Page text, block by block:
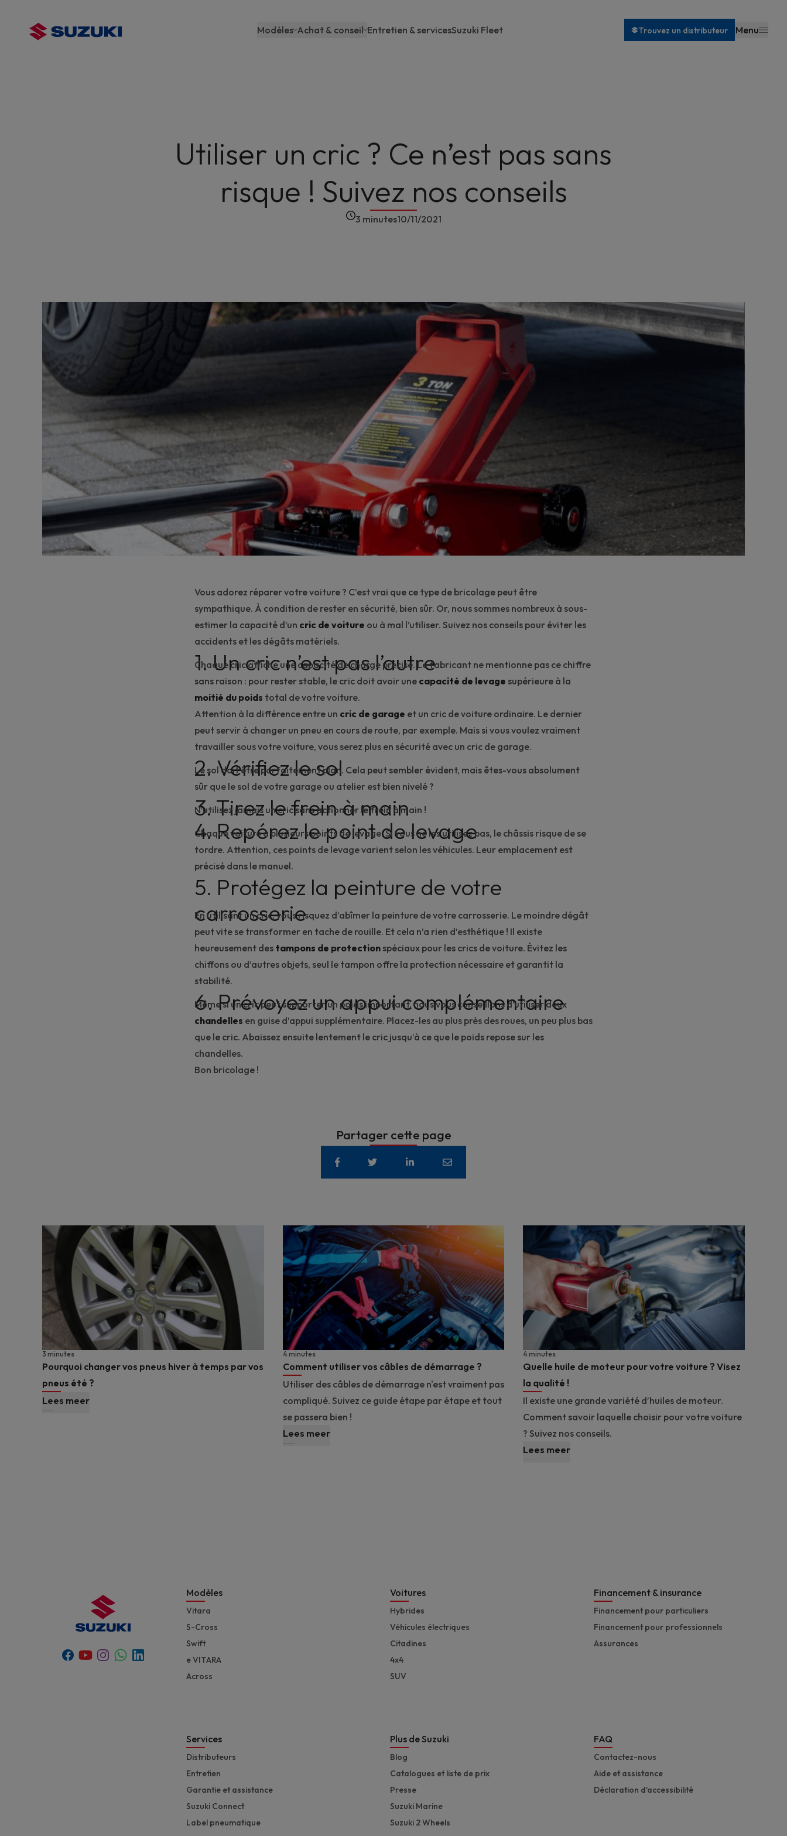
principal
Main
Modèles Achat & conseil Entretien & servicesSuzuki Fleet Trouvez un distributeur Menu
Utiliser un cric ? Ce n’est pas sans
risque ! Suivez nos conseils
3 minutes10/11/2021
Vous adorez réparer votre voiture ? C’est vrai que ce type de bricolage peut être
sympathique. À condition de rester en sécurité, bien sûr. Or, nous sommes nombreux à sous-
estimer la capacité d’un cric de voiture ou à mal l’utiliser. Suivez nos conseils pour éviter les
accidents et les dégâts matériels.
1. Un cric n’est pas l’autre
Chaque cric affiche une capacité de charge précise. Le fabricant ne mentionne pas ce chiffre
sans raison : pour rester stable, le cric doit avoir une capacité de levage supérieure à la
moitié du poids total de votre voiture.
Attention à la différence entre un cric de garage et un cric de voiture ordinaire. Le dernier
peut servir à changer un pneu en cours de route, par exemple. Mais si vous voulez vraiment
travailler sous votre voiture, vous serez plus en sécurité avec un cric de garage.
2. Vérifiez le sol
Le sol doit être parfaitement plan. Cela peut sembler évident, mais êtes-vous absolument
sûr que le sol de votre garage ou atelier est bien nivelé ?
3. Tirez le frein à main
N’utilisez jamais un cric sans actionner lefrein à main !
4. Repérez le point de levage
Chaque voiture a plusieurs points de levage. Si vous ne les utilisez pas, le châssis risque de se
tordre. Attention, ces points de levage varient selon les véhicules. Leur emplacement est
précisé dans le manuel.
5. Protégez la peinture de votre
carrosserie
En utilisant un cric, vous risquez d’abîmer la peinture de votre carrosserie. Le moindre dégât
peut vite se transformer en tache de rouille. Et cela n’a rien d’esthétique ! Il existe
heureusement des tampons de protection spéciaux pour les crics de voiture. Évitez les
chiffons ou d’autres objets, seul le tampon offre la protection nécessaire et garantit la
stabilité.
6. Prévoyez un appui complémentaire
Même si un cric peut supporter un poids important, nous vous conseillons d’utiliser deux
chandelles en guise d’appui supplémentaire. Placez-les au plus près des roues, un peu plus bas
que le cric. Abaissez ensuite lentement le cric jusqu’à ce que le poids repose sur les
chandelles.
Bon bricolage !
Partager cette page
Pourquoi changer vos pneus hiver à temps par vos
pneus été ?
3 minutes
Lees meer
Comment utiliser vos câbles de démarrage ?
4 minutes
Utiliser des câbles de démarrage n'est vraiment pas
compliqué. Suivez ce guide étape par étape et tout
se passera bien !
Lees meer
Quelle huile de moteur pour votre voiture ? Visez
la qualité !
4 minutes
Il existe une grande variété d’huiles de moteur.
Comment savoir laquelle choisir pour votre voiture
? Suivez nos conseils.
Lees meer
Facebook
YoutubeInstagram
Whatsapp
Linkedin
Modèles
Vitara
S-Cross
Swift
e VITARA
Across
Voitures
Hybrides
Véhicules électriques
Citadines
4x4
SUV
Financement & insurance
Financement pour particuliers
Financement pour professionnels
Assurances
Services
Distributeurs
Entretien
Garantie et assistance
Suzuki Connect
Label pneumatique
Plus de Suzuki
Blog
Catalogues et liste de prix
Presse
Suzuki Marine
Suzuki 2 Wheels
FAQ
Contactez-nous
Aide et assistance
Déclaration d'accessibilité